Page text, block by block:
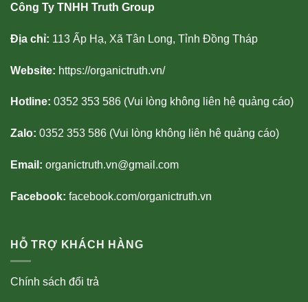
Công Ty TNHH Truth Group
Địa chỉ: 113 Ấp Hạ, Xã Tân Long, Tỉnh Đồng Tháp
Website: https://organictruth.vn/
Hotline: 0352 353 586 (Vui lòng không liên hệ quảng cáo)
Zalo: 0352 353 586 (Vui lòng không liên hệ quảng cáo)
Email: organictruth.vn@gmail.com
Facebook: facebook.com/organictruth.vn
HỖ TRỢ KHÁCH HÀNG
Chính sách đổi trả